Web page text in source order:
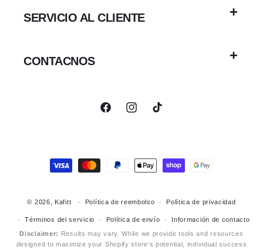
SERVICIO AL CLIENTE
CONTACNOS
FacebookInstagramTikTok
de
© 2026, Kafitt Política de reembolso Política de privacidad
Términos del servicio Política de envío
Información de contacto
Disclaimer:
Results may vary. While we provide tools and resources
designed to maximize your Shopify store’s potential, individual success